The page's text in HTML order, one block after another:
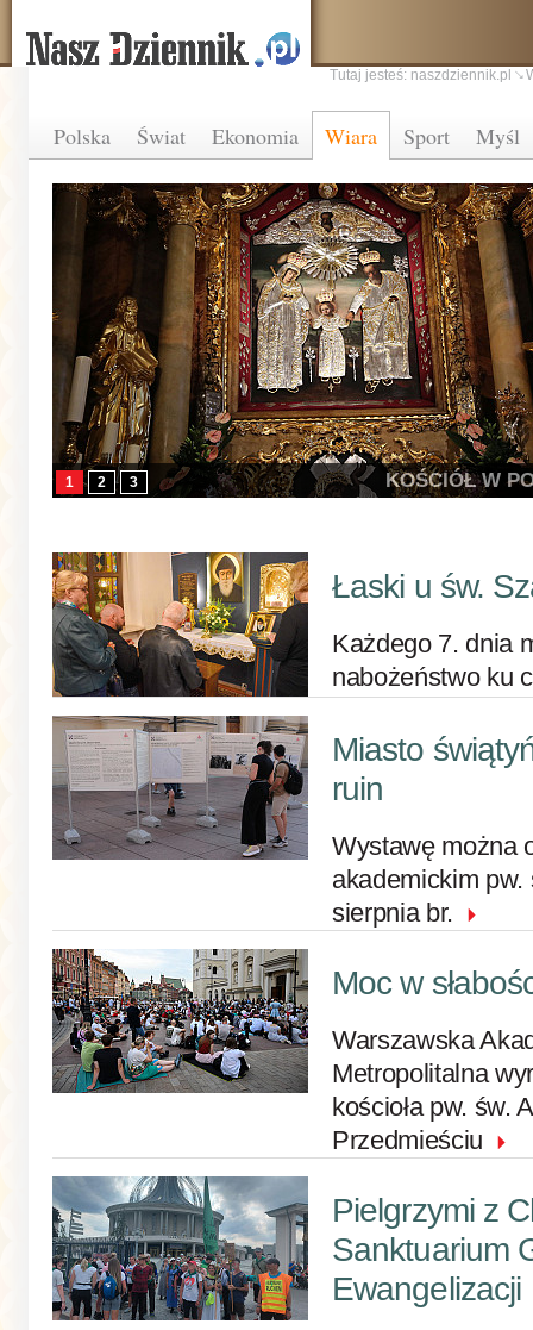
Polska Świat Ekonomia Wiara Sport Myśl
Tutaj jesteś: naszdziennik.pl
KOŚCIÓŁ W
1 2 3
Łaski u św.
Każdego 7. dnia
nabożeństwo ku
Miasto
ruin
Wystawę można
akademickim
sierpnia br.
Moc w
Warszawska
Metropolitalna
kościoła pw. św.
Przedmieściu
Pielgrzymi z
Sanktuarium
Ewangelizacji